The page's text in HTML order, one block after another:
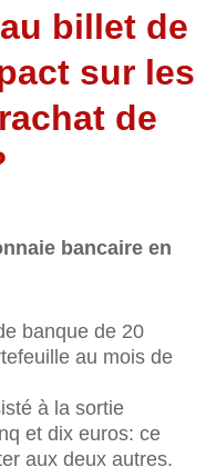
billet de
sur les
de
bancaire en
banque de 20
au mois de
à la sortie
et dix euros: ce
aux deux autres.